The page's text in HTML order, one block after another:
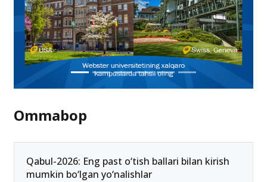
Ommabop
Qabul-2026: Eng past o‘tish ballari bilan kirish
mumkin bo‘lgan yo‘nalishlar